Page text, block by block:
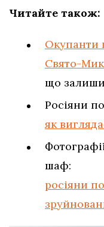
Читайте також:
Окупанти
Свято-
що
Росіяни
як
шаф:
росіяни